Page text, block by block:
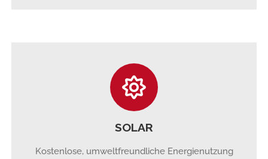
SOLAR
Kostenlose, umweltfreundliche Energienutzung